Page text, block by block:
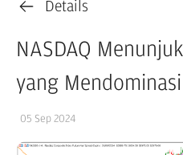
Details
NASDAQ
yang Mendominasi
05 Sep 2024